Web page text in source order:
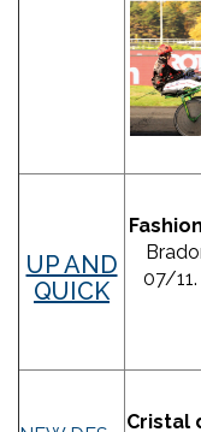
UP AND
QUICK
07/
Cristal